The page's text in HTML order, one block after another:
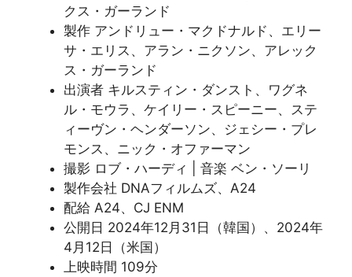
クス・ガーランド
製作 アンドリュー・マクドナルド、エリー
サ・エリス、アラン・ニクソン、アレック
ス・ガーランド
出演者 キルスティン・ダンスト、ワグネ
ル・モウラ、ケイリー・スピーニー、ステ
ィーヴン・ヘンダーソン、ジェシー・プレ
モンス、ニック・オファーマン
撮影 ロブ・ハーディ | 音楽 ベン・ソーリ
製作会社 DNAフィルムズ、A24
配給 A24、CJ ENM
公開日 2024年12月31日（韓国）、2024年
4月12日（米国）
上映時間 109分